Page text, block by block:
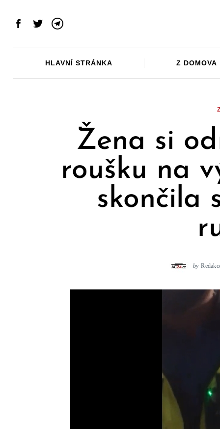
Facebook
TwitterTelegram
HLAVNÍ STRÁNKA Z DOMOVA
Žena si
roušku na
skončila
by